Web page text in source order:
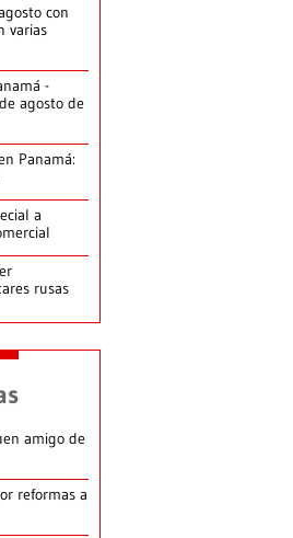
con
varias
-
agosto de
Panamá:
a
rusas
amigo de
reformas a